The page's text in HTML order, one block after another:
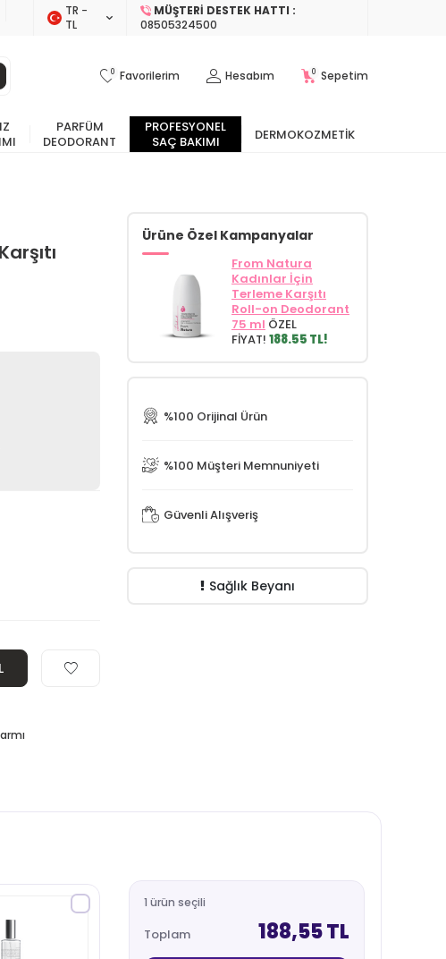
TR −
TL
MÜŞTERI DESTEK HATTI :
08505324500
0 Favorilerim Hesabım 0 Sepetim
PARFÜM
DEODORANT
PROFESYONEL
SAÇ BAKIMI
DERMOKOZMETIK
Ürüne Özel Kampanyalar
From Natura
Kadınlar İçin
Terleme Karşıtı
Roll-on Deodorant
75 ml ÖZEL
FİYAT! 188.55 TL!
%100 Orijinal Ürün
%100 Müşteri Memnuniyeti
Güvenli Alışveriş
Sağlık Beyanı
1 ürün seçili
Toplam 188,55 TL